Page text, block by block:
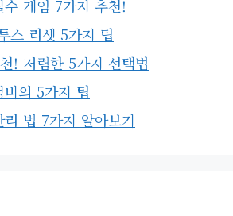
게임 7가지 추천!
스 리셋 5가지 팁
! 저렴한 5가지 선택법
의 5가지 팁
법 7가지 알아보기